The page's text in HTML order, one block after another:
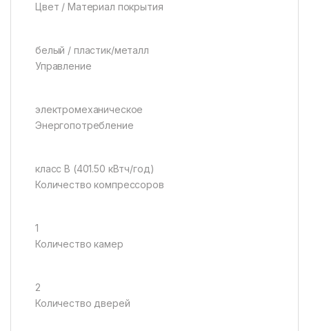
Цвет / Материал покрытия
белый / пластик/металл
Управление
электромеханическое
Энергопотребление
класс B (401.50 кВтч/год)
Количество компрессоров
1
Количество камер
2
Количество дверей